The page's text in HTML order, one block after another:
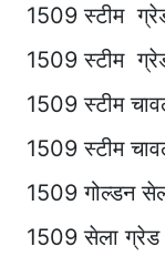
1509 स्टीम
1509 स्टीम
1509 स्टीम
1509 स्टीम
1509 गोल्डन
1509 सेला